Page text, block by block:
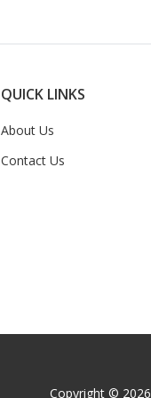
QUICK LINKS
About Us
Contact Us
Copyright © 2026